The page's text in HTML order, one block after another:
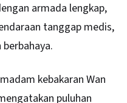
armada lengkap,
tanggap medis,
kebakaran Wan
puluhan